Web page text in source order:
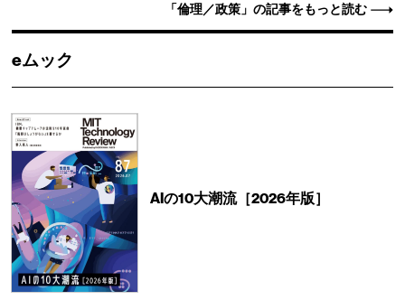
「倫理／政策」の記事をもっと読む
eムック
AIの10大潮流［2026年版］